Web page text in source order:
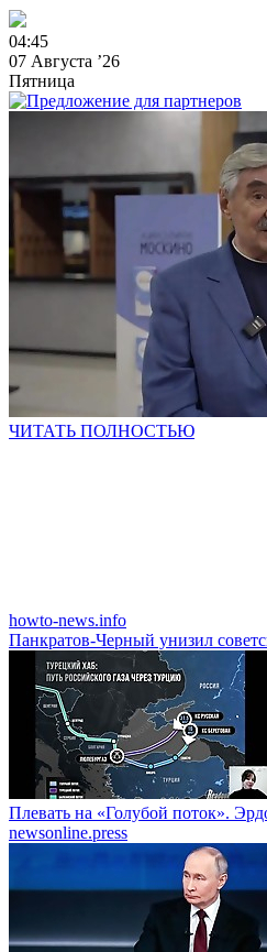
04:45
07 Августа ’26
Пятница
ЧИТАТЬ ПОЛНОСТЬЮ
howto-news.info
Панкратов-Черный унизил
Плевать на «Голубой поток».
newsonline.press